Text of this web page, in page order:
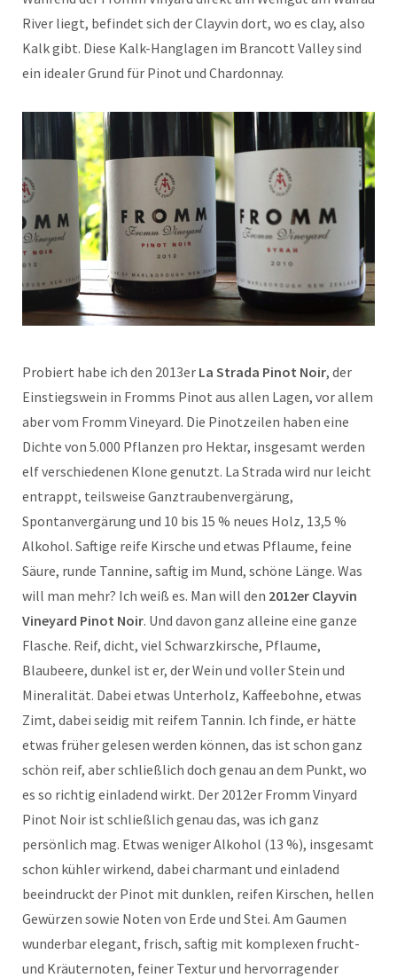
River liegt, befindet sich der Clayvin dort, wo es clay, also
Kalk gibt. Diese Kalk-Hanglagen im Brancott Valley sind
ein idealer Grund für Pinot und Chardonnay.
Probiert habe ich den 2013er La Strada Pinot Noir, der
Einstiegswein in Fromms Pinot aus allen Lagen, vor allem
aber vom Fromm Vineyard. Die Pinotzeilen haben eine
Dichte von 5.000 Pflanzen pro Hektar, insgesamt werden
elf verschiedenen Klone genutzt. La Strada wird nur leicht
entrappt, teilsweise Ganztraubenvergärung,
Spontanvergärung und 10 bis 15 % neues Holz, 13,5 %
Alkohol. Saftige reife Kirsche und etwas Pflaume, feine
Säure, runde Tannine, saftig im Mund, schöne Länge. Was
will man mehr? Ich weiß es. Man will den 2012er Clayvin
Vineyard Pinot Noir. Und davon ganz alleine eine ganze
Flasche. Reif, dicht, viel Schwarzkirsche, Pflaume,
Blaubeere, dunkel ist er, der Wein und voller Stein und
Mineralität. Dabei etwas Unterholz, Kaffeebohne, etwas
Zimt, dabei seidig mit reifem Tannin. Ich finde, er hätte
etwas früher gelesen werden können, das ist schon ganz
schön reif, aber schließlich doch genau an dem Punkt, wo
es so richtig einladend wirkt. Der 2012er Fromm Vinyard
Pinot Noir ist schließlich genau das, was ich ganz
persönlich mag. Etwas weniger Alkohol (13 %), insgesamt
schon kühler wirkend, dabei charmant und einladend
beeindruckt der Pinot mit dunklen, reifen Kirschen, hellen
Gewürzen sowie Noten von Erde und Stei. Am Gaumen
wunderbar elegant, frisch, saftig mit komplexen frucht-
und Kräuternoten, feiner Textur und hervorragender